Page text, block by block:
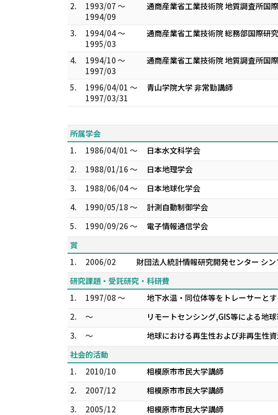
2.
1993/07 ～
1994/09
通商産業省工業技術院 地質調査所国
3.
1994/04 ～
1995/03
通商産業省工業技術院 総務部国際研
4.
1994/10 ～
1997/03
通商産業省工業技術院 地質調査所国
5.
1996/04/01 ～
1997/03/31
青山学院大学 非常勤講師
所属学会
1.
1986/04/01 ～
日本水文科学会
2.
1988/01/16 ～
日本地理学会
3.
1988/06/04 ～
日本地球化学会
4.
1990/05/18 ～
計測自動制御学会
5.
1990/09/26 ～
電子情報通信学会
賞
1.
2006/02
財団法人統計情報研究開発センター シ
研究課題・受託研究・科研費
1.
1997/08 ～
地下水温・同位体等をトレーサーと
2.
～
リモートセンシング,GIS等による地
3.
～
地球における再生性および非再生性
社会的活動
1.
2010/10
相模原市市民大学講師
2.
2007/12
相模原市市民大学講師
3.
2005/12
相模原市市民大学講師